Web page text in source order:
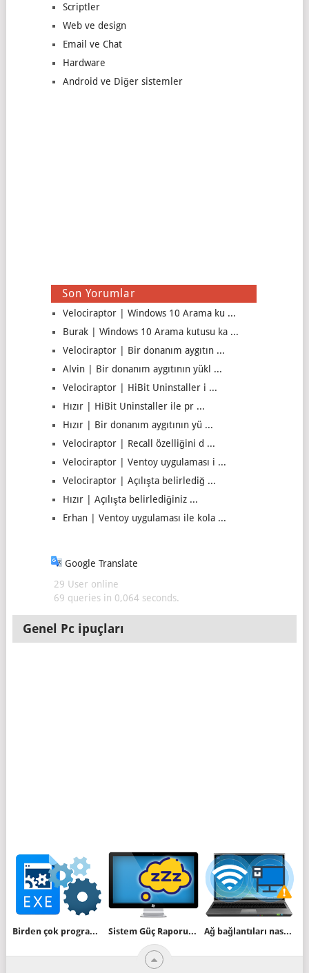
Scriptler
Web ve design
Email ve Chat
Hardware
Android ve Diğer sistemler
Son Yorumlar
Velociraptor | Windows 10 Arama ku ...
Burak | Windows 10 Arama kutusu ka ...
Velociraptor | Bir donanım aygıtın ...
Alvin | Bir donanım aygıtının yükl ...
Velociraptor | HiBit Uninstaller i ...
Hızır | HiBit Uninstaller ile pr ...
Hızır | Bir donanım aygıtının yü ...
Velociraptor | Recall özelliğini d ...
Velociraptor | Ventoy uygulaması i ...
Velociraptor | Açılışta belirlediğ ...
Hızır | Açılışta belirlediğiniz ...
Erhan | Ventoy uygulaması ile kola ...
Google Translate
29 User online
69 queries in 0,064 seconds.
Genel Pc ipuçları
Birden çok program veya işlemi sonlandırın Sistem Güç Raporu nedir nasıl alınır Ağ bağlantıları nasıl silinir , simgesi, adı değiştirilir